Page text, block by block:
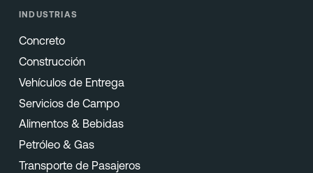
INDUSTRIAS
Concreto
Construcción
Vehículos de Entrega
Servicios de Campo
Alimentos & Bebidas
Petróleo & Gas
Transporte de Pasajeros